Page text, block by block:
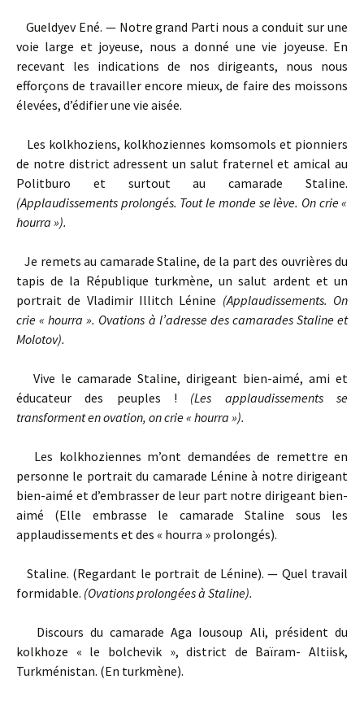
Gueldyev Ené. — Notre grand Parti nous a conduit sur une
voie large et joyeuse, nous a donné une vie joyeuse. En
recevant les indications de nos dirigeants, nous nous
efforçons de travailler encore mieux, de faire des moissons
élevées, d’édifier une vie aisée.
Les kolkhoziens, kolkhoziennes komsomols et pionniers
de notre district adressent un salut fraternel et amical au
Politburo et surtout au camarade Staline.
(Applaudissements prolongés. Tout le monde se lève. On crie «
hourra »).
Je remets au camarade Staline, de la part des ouvrières du
tapis de la République turkmène, un salut ardent et un
portrait de Vladimir Illitch Lénine (Applaudissements. On
crie « hourra ». Ovations à l’adresse des camarades Staline et
Molotov).
Vive le camarade Staline, dirigeant bien-aimé, ami et
éducateur des peuples ! (Les applaudissements se
transforment en ovation, on crie « hourra »).
Les kolkhoziennes m’ont demandées de remettre en
personne le portrait du camarade Lénine à notre dirigeant
bien-aimé et d’embrasser de leur part notre dirigeant bien-
aimé (Elle embrasse le camarade Staline sous les
applaudissements et des « hourra » prolongés).
Staline. (Regardant le portrait de Lénine). — Quel travail
formidable. (Ovations prolongées à Staline).
Discours du camarade Aga Iousoup Ali, président du
kolkhoze « le bolchevik », district de Baïram- Altiisk,
Turkménistan. (En turkmène).